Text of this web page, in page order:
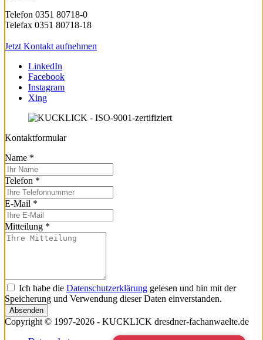
Telefon 0351 80718-0
Telefax 0351 80718-18
Jetzt Kontakt aufnehmen
LinkedIn
Facebook
Instagram
Xing
Kontaktformular
Name *
Telefon *
E-Mail *
Mitteilung *
Ich habe die Datenschutzerklärung gelesen und bin mit der
Speicherung und Verwendung dieser Daten einverstanden.
Absenden
Copyright © 1997-2026 - KUCKLICK dresdner-fachanwaelte.de